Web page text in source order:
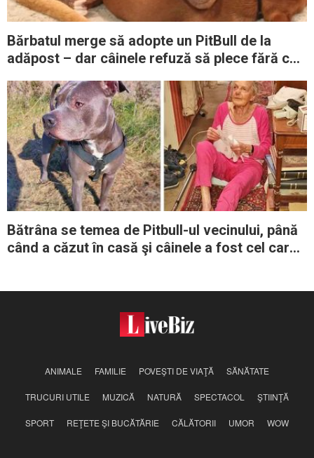
Bărbatul merge să adopte un PitBull de la
adăpost – dar câinele refuză să plece fără cel
Bătrâna se temea de Pitbull-ul vecinului, până
când a căzut în casă şi câinele a fost cel care
ANIMALE FAMILIE POVEŞTI DE VIAŢĂ SĂNĂTATE
TRUCURI UTILE MUZICĂ NATURĂ SPECTACOL ŞTIINŢĂ
SPORT REŢETE ŞI BUCĂTĂRIE CĂLĂTORII UMOR WOW